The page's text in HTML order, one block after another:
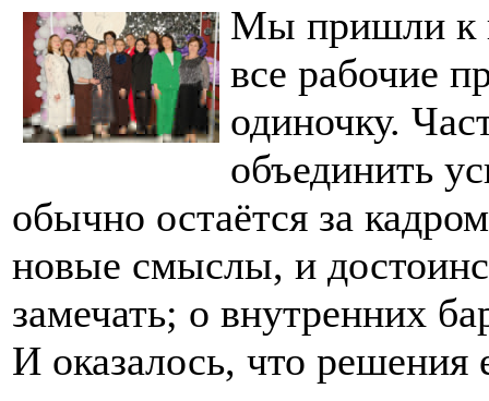
Мы пришли к
все рабочие
одиночку.
объединить
обычно остаётся за
новые смыслы, и
замечать; о внутренних
И оказалось, что